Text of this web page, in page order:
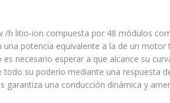
/h litio-ion compuesta por 48 módulos
potencia equivalente a la de un motor
es necesario esperar a que alcance su
su poderío mediante una respuesta
garantiza una conducción dinámica y